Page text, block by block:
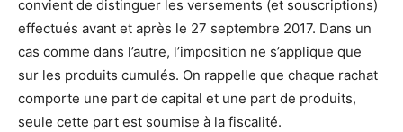
convient de distinguer les versements (et souscriptions)
effectués avant et après le 27 septembre 2017. Dans un
cas comme dans l’autre, l’imposition ne s’applique que
sur les produits cumulés. On rappelle que chaque rachat
comporte une part de capital et une part de produits,
seule cette part est soumise à la fiscalité.